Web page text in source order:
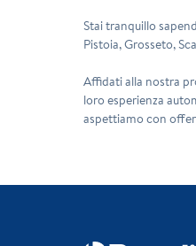
Stai tranquillo
Pistoia, Grosseto,
Affidati alla nostra
loro esperienza
aspettiamo con